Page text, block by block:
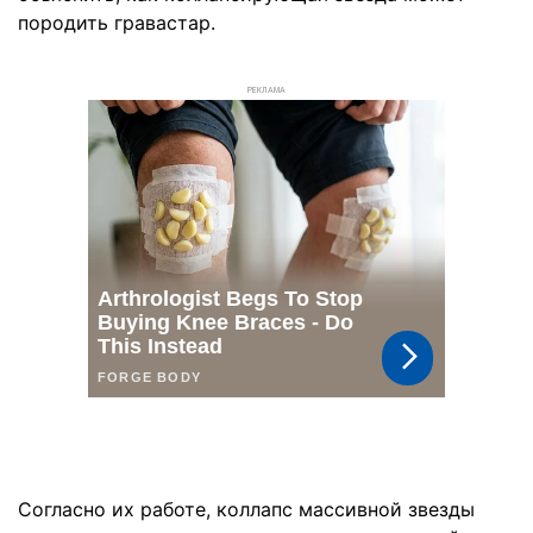
породить гравастар.
РЕКЛАМА
Согласно их работе, коллапс массивной звезды